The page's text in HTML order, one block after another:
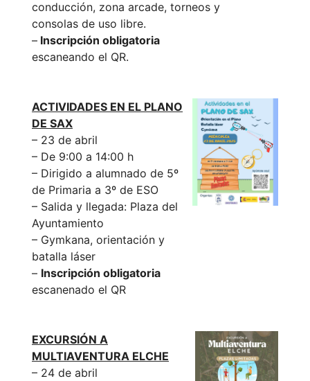
conducción, zona arcade, torneos y
consolas de uso libre.
– Inscripción obligatoria
escaneando el QR.
ACTIVIDADES EN EL PLANO
DE SAX
– 23 de abril
– De 9:00 a 14:00 h
– Dirigido a alumnado de 5º
de Primaria a 3º de ESO
– Salida y llegada: Plaza del
Ayuntamiento
– Gymkana, orientación y
batalla láser
– Inscripción obligatoria
escanenado el QR
EXCURSIÓN A
MULTIAVENTURA ELCHE
– 24 de abril